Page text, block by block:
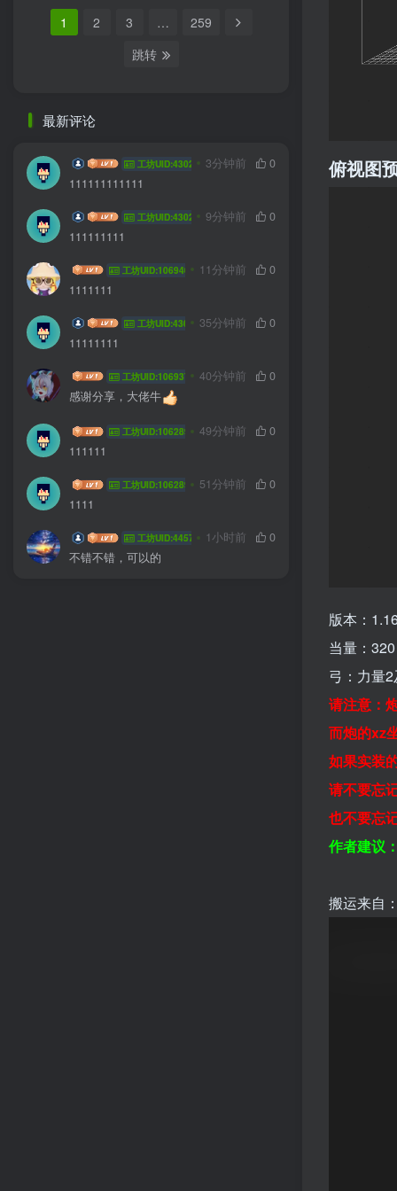
1 2 3 …
259
跳转
最新评论
爱縯 工坊UID:43024 3分钟前
0
111111111111
爱縯 工坊UID:43024 9分钟前
0
111111111
蔡徐坤8273工坊UID:106940 11分钟前
0
1111111
爱縯 工坊UID:43024 35分钟前
0
11111111
xutao123456工坊UID:106937 40分钟前
0
感谢分享，大佬牛
HYG sa 工坊UID:106289 49分钟前
0
111111
HYG sa 工坊UID:106289 51分钟前
0
1111
LHlanhuo 工坊UID:44578 1小时前
0
不错不错，可以的
俯视图
版本：
当量：
弓：力量
请注意：
而炮的xz
如果实装
请不要忘
也不要忘
作者建议
搬运来自